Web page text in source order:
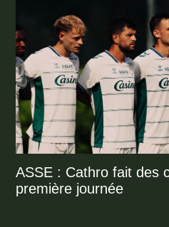
ASSE : Cathro fait des
première journée